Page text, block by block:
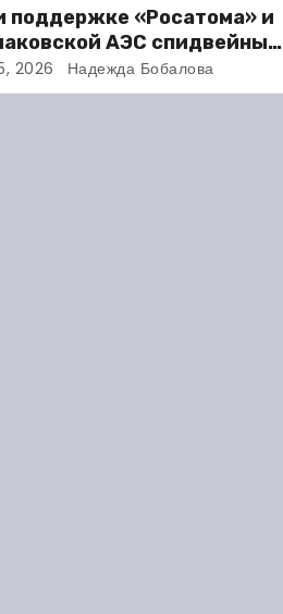
поддержке «Росатома» и
АЭС спидвейный
«Турбина» обновил
техническую
2026 Надежда Бобалова